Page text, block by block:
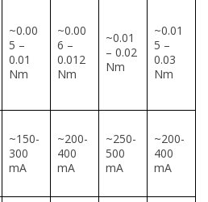
~0.00
5 –
0.01
Nm
~0.00
6 –
0.012
Nm
~0.01
– 0.02
Nm
~0.01
5 –
0.03
Nm
~150-
300
mA
~200-
400
mA
~250-
500
mA
~200-
400
mA